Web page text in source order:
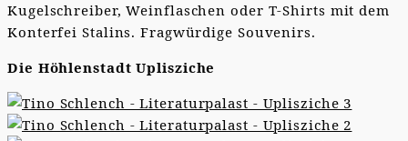
Kugelschreiber, Weinflaschen oder T-Shirts mit dem
Konterfei Stalins. Fragwürdige Souvenirs.
Die Höhlenstadt Uplisziche